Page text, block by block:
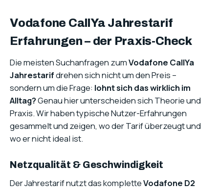
Vodafone CallYa Jahrestarif
Erfahrungen – der Praxis-Check
Die meisten Suchanfragen zumVodafone CallYa
Jahrestarifdrehen sich nicht um den Preis –
sondern um die Frage: lohnt sich das wirklich im
Alltag?Genau hier unterscheiden sich Theorie und
Praxis. Wir haben typische Nutzer-Erfahrungen
gesammelt und zeigen, wo der Tarif überzeugt und
wo er nicht ideal ist.
Netzqualität & Geschwindigkeit
Der Jahrestarif nutzt das kompletteVodafone D2